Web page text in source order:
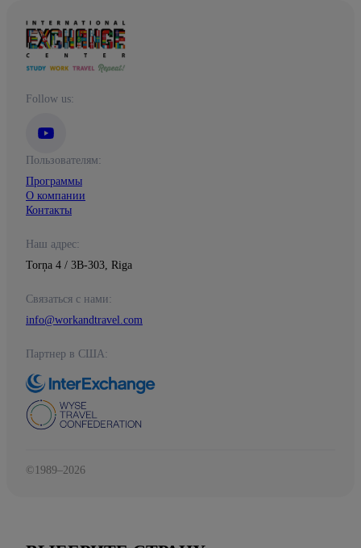
Follow us:
Пользователям:
Программы
О компании
Контакты
Наш адрес:
Torņa 4 / 3B-303, Riga
Связаться с нами:
info@workandtravel.com
Партнер в США:
©1989–2026